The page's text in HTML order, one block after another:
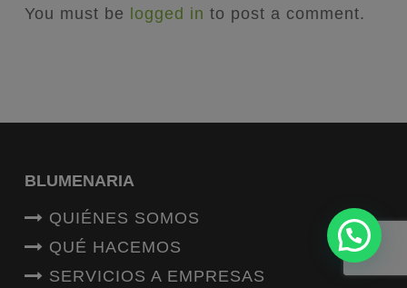
You must be logged in to post a comment.
BLUMENARIA
QUIÉNES SOMOS
QUÉ HACEMOS
SERVICIOS A EMPRESAS